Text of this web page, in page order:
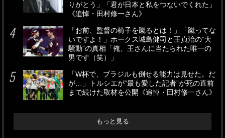
りがとう」「君が日本と私をつないでくれた」
《追悼・田村修一さん》
「お前、監督の椅子を蹴るとは！」「蹴ってな
いですよ！」ホークス城島健司と王貞治の“大
騒動”の真相「俺、王さんに当たられた唯一の
男です（笑）」
「W杯で、ブラジルも倒せる能力は見せた。だ
が…」トルシエが“最も愛した記者”が死の直前
まで続けた取材を公開《追悼・田村修一さん》
もっと見る